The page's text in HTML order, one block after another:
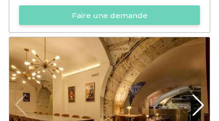
Faire une demande